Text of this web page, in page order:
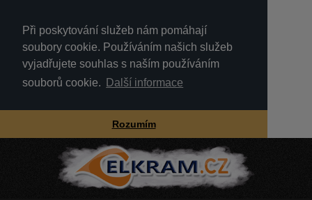
Při poskytování služeb nám pomáhají
soubory cookie. Používáním našich služeb
vyjadřujete souhlas s naším používáním
souborů cookie.
Další informace
Rozumím